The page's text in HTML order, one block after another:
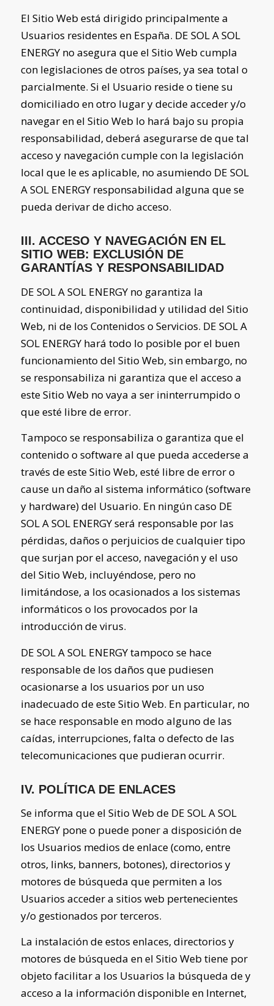
El Sitio Web está dirigido principalmente a
Usuarios residentes en España. DE SOL A SOL
ENERGYno asegura que el Sitio Web cumpla
con legislaciones de otros países, ya sea total o
parcialmente. Si el Usuario reside o tiene su
domiciliado en otro lugar y decide acceder y/o
navegar en el Sitio Web lo hará bajo su propia
responsabilidad, deberá asegurarse de que tal
acceso y navegación cumple con la legislación
local que le es aplicable, no asumiendo DE SOL
A SOL ENERGYresponsabilidad alguna que se
pueda derivar de dicho acceso.
III. ACCESO Y NAVEGACIÓN EN EL
SITIO WEB: EXCLUSIÓN DE
GARANTÍAS Y RESPONSABILIDAD
DE SOL A SOL ENERGYno garantiza la
continuidad, disponibilidad y utilidad del Sitio
Web, ni de los Contenidos o Servicios. DE SOL A
SOL ENERGYhará todo lo posible por el buen
funcionamiento del Sitio Web, sin embargo, no
se responsabiliza ni garantiza que el acceso a
este Sitio Web no vaya a ser ininterrumpido o
que esté libre de error.
Tampoco se responsabiliza o garantiza que el
contenido o software al que pueda accederse a
través de este Sitio Web, esté libre de error o
cause un daño al sistema informático (software
y hardware) del Usuario. En ningún caso DE
SOL A SOL ENERGYserá responsable por las
pérdidas, daños o perjuicios de cualquier tipo
que surjan por el acceso, navegación y el uso
del Sitio Web, incluyéndose, pero no
limitándose, a los ocasionados a los sistemas
informáticos o los provocados por la
introducción de virus.
DE SOL A SOL ENERGYtampoco se hace
responsable de los daños que pudiesen
ocasionarse a los usuarios por un uso
inadecuado de este Sitio Web. En particular, no
se hace responsable en modo alguno de las
caídas, interrupciones, falta o defecto de las
telecomunicaciones que pudieran ocurrir.
IV. POLÍTICA DE ENLACES
Se informa que el Sitio Web de DE SOL A SOL
ENERGYpone o puede poner a disposición de
los Usuarios medios de enlace (como, entre
otros, links, banners, botones), directorios y
motores de búsqueda que permiten a los
Usuarios acceder a sitios web pertenecientes
y/o gestionados por terceros.
La instalación de estos enlaces, directorios y
motores de búsqueda en el Sitio Web tiene por
objeto facilitar a los Usuarios la búsqueda de y
acceso a la información disponible en Internet,